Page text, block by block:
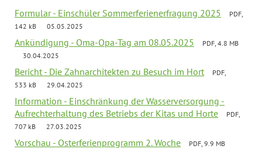
Formular - Einschüler Sommerferienerfragung 2025
PDF,
142 kB
05.05.2025
Ankündigung - Oma-Opa-Tag am 08.05.2025
PDF, 4.8 MB
30.04.2025
Bericht - Die Zahnarchitekten zu Besuch im Hort
PDF,
533 kB
29.04.2025
Information - Einschränkung der Wasserversorgung -
Aufrechterhaltung des Betriebs der Kitas und Horte
PDF,
707 kB
27.03.2025
Vorschau - Osterferienprogramm 2. Woche
PDF, 9.9 MB